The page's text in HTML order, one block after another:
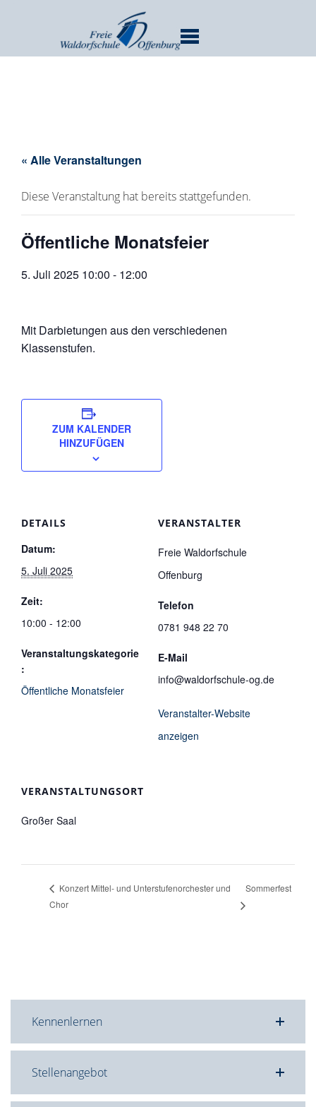
« Alle Veranstaltungen
Diese Veranstaltung hat bereits stattgefunden.
Öffentliche Monatsfeier
5. Juli 2025 10:00 - 12:00
Mit Darbietungen aus den verschiedenen
Klassenstufen.
ZUM KALENDER
HINZUFÜGEN
DETAILS
Datum:
5. Juli 2025
Zeit:
10:00 - 12:00
Veranstaltungskategorie
:
Öffentliche Monatsfeier
VERANSTALTER
Freie Waldorfschule
Offenburg
Telefon
0781 948 22 70
E-Mail
info@waldorfschule-og.de
Veranstalter-Website
anzeigen
VERANSTALTUNGSORT
Großer Saal
Konzert Mittel- und Unterstufenorchester und
Chor
Sommerfest
Kennenlernen
Stellenangebot